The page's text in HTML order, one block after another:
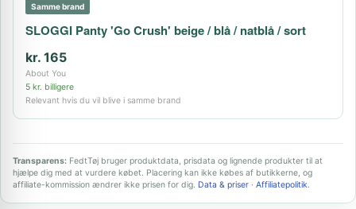
Samme brand
SLOGGI Panty 'Go Crush' beige / blå / natblå / sort
kr. 165
About You
5 kr. billigere
Relevant hvis du vil blive i samme brand
Transparens: FedtTøj bruger produktdata, prisdata og lignende produkter til at
hjælpe dig med at vurdere købet. Placering kan ikke købes af butikkerne, og
affiliate-kommission ændrer ikke prisen for dig. Data & priser · Affiliatepolitik.